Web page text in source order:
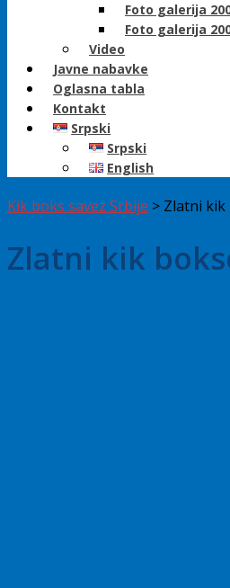
Foto galerija
Foto galerija
Video
Javne nabavke
Oglasna tabla
Kontakt
Srpski
Srpski
English
Kik boks savez Srbije > Zlatni kik
Zlatni kik